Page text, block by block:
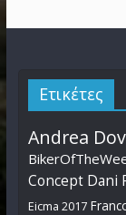
Ετικέτες
Andrea
Concept Dani
Eicma 2017